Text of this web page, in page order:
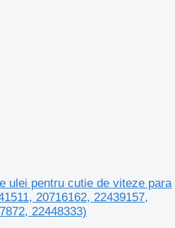
ulei pentru cutie de viteze para
20716162, 22439157,
22448333)